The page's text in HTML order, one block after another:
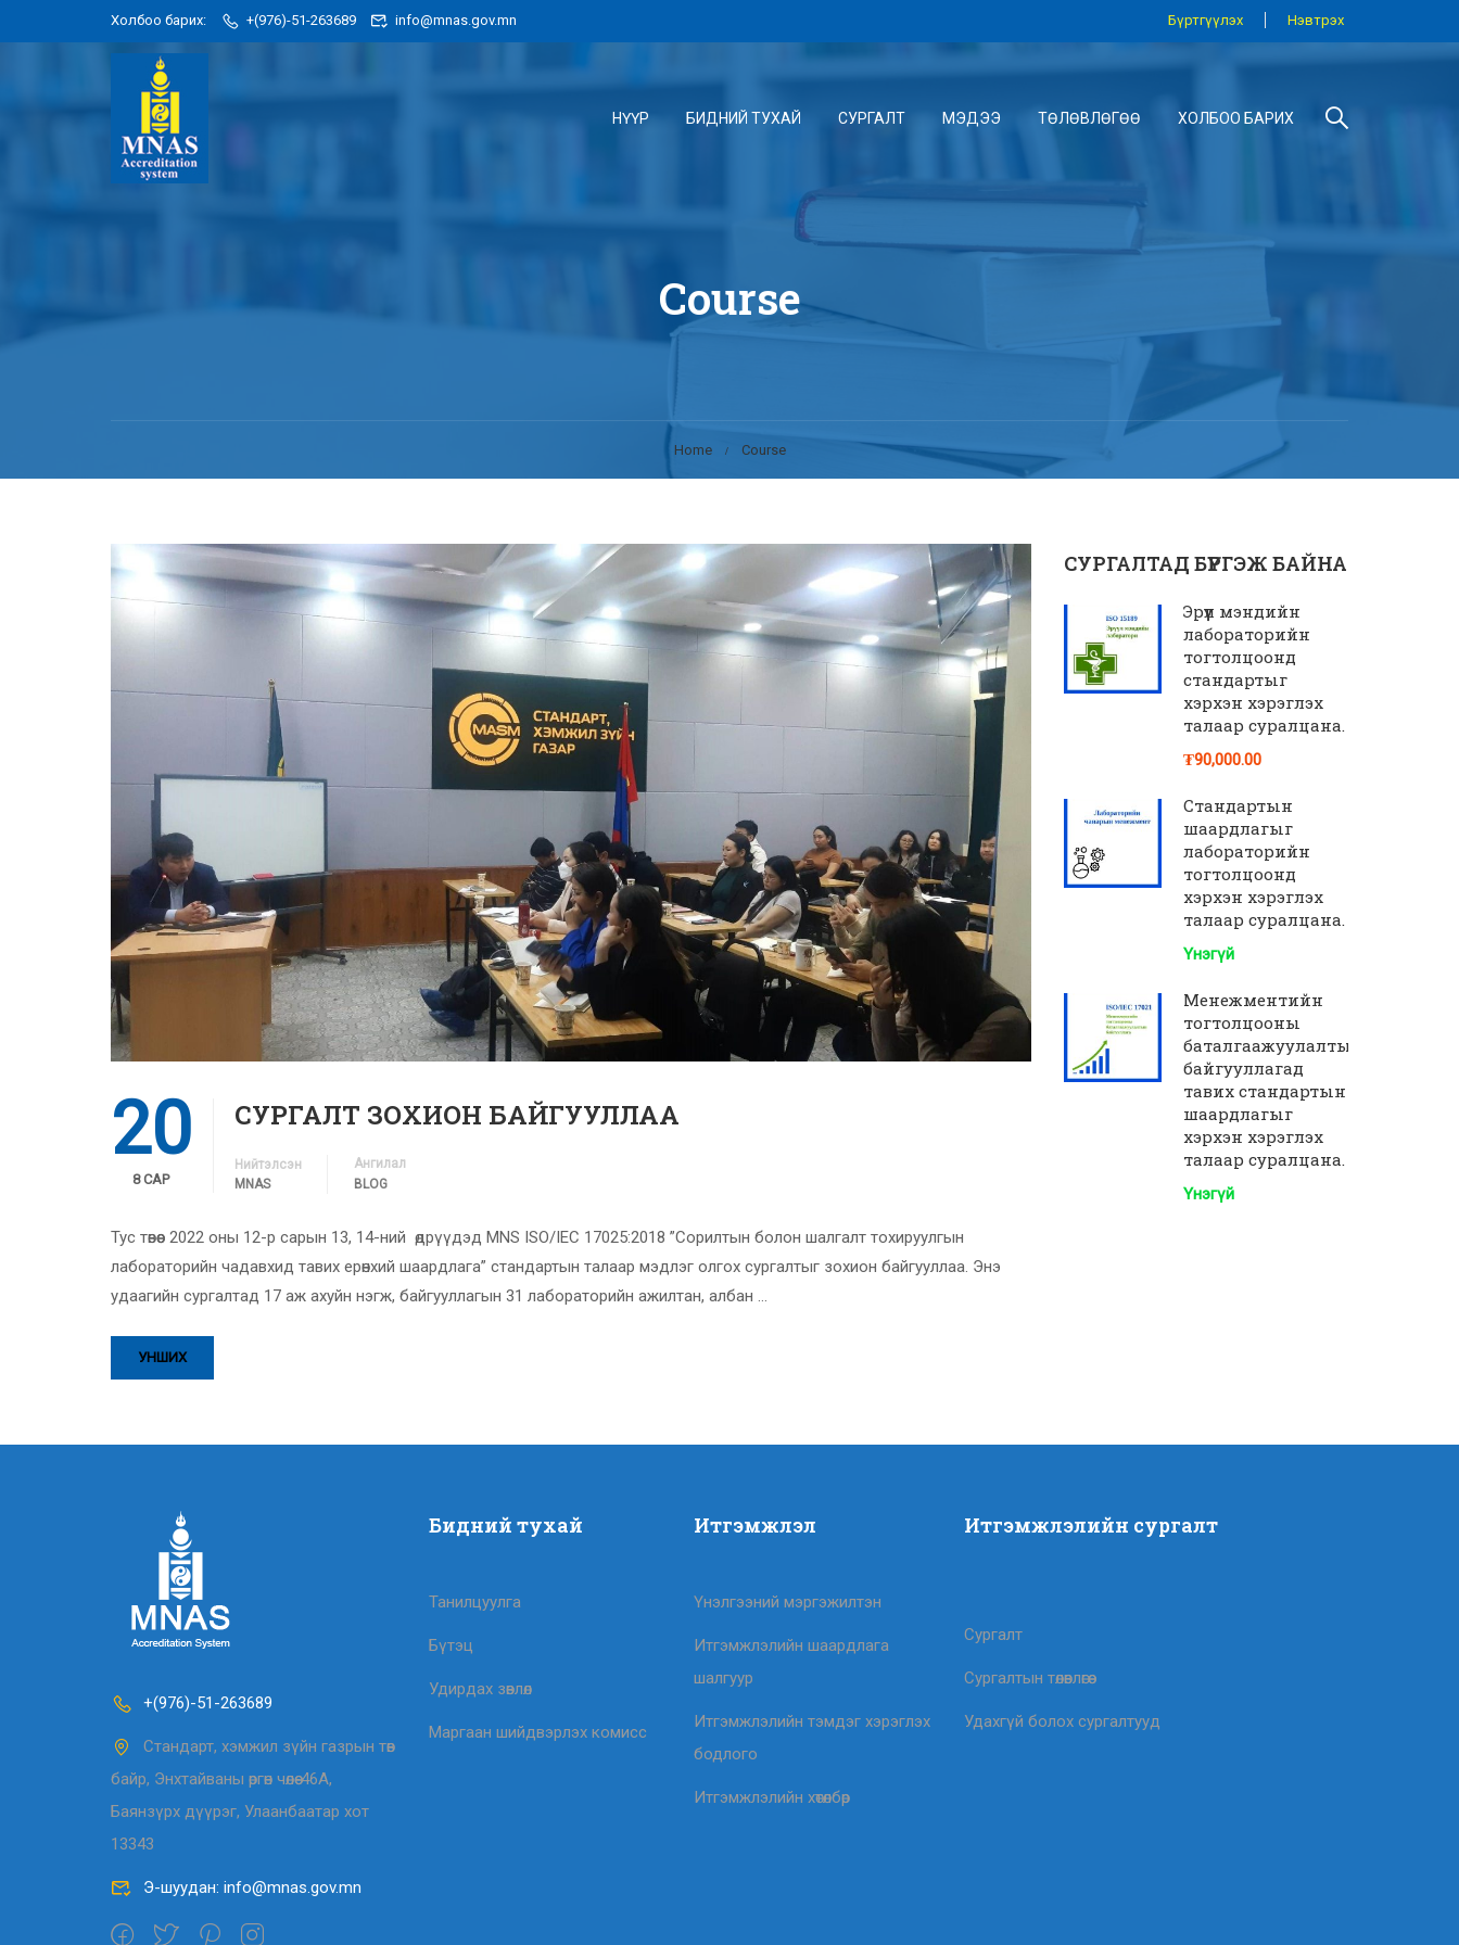
Холбоо барих: +(976)-51-263689 info@mnas.gov.mn Бүртгүүлэх Нэвтрэх
НҮҮР БИДНИЙ ТУХАЙ СУРГАЛТ МЭДЭЭ ТӨЛӨВЛӨГӨӨ ХОЛБОО БАРИХ
Home Course
Course
20
8 САР
СУРГАЛТ ЗОХИОН БАЙГУУЛЛАА
Нийтэлсэн
MNAS
Ангилал
BLOG
Тус төвөөс 2022 оны 12-р сарын 13, 14-ний өдрүүдэд MNS ISO/IEC 17025:2018 ”Сорилтын болон шалгалт тохируулгын
лабораторийн чадавхид тавих ерөнхий шаардлага” стандартын талаар мэдлэг олгох сургалтыг зохион байгууллаа. Энэ
удаагийн сургалтад 17 аж ахуйн нэгж, байгууллагын 31 лабораторийн ажилтан, албан …
УНШИХ
СУРГАЛТАД БҮРГЭЖ БАЙНА
Эрүүл мэндийн
лабораторийн
тогтолцоонд
стандартыг
хэрхэн хэрэглэх
талаар суралцана.
₮90,000.00
Стандартын
шаардлагыг
лабораторийн
тогтолцоонд
хэрхэн хэрэглэх
талаар суралцана.
Үнэгүй
Менежментийн
тогтолцооны
баталгаажуулалтын
байгууллагад
тавих стандартын
шаардлагыг
хэрхэн хэрэглэх
талаар суралцана.
Үнэгүй
+(976)-51-263689
Стандарт, хэмжил зүйн газрын төв
байр, Энхтайваны өргөн чөлөө-46А,
Баянзүрх дүүрэг, Улаанбаатар хот
13343
Э-шуудан: info@mnas.gov.mn
Бидний тухай
Танилцуулга
Бүтэц
Удирдах зөвлөл
Маргаан шийдвэрлэх комисс
Итгэмжлэл
Үнэлгээний мэргэжилтэн
Итгэмжлэлийн шаардлага
шалгуур
Итгэмжлэлийн тэмдэг хэрэглэх
бодлого
Итгэмжлэлийн хөтөлбөр
Итгэмжлэлийн сургалт
Сургалт
Сургалтын төлөвлөгөө
Удахгүй болох сургалтууд